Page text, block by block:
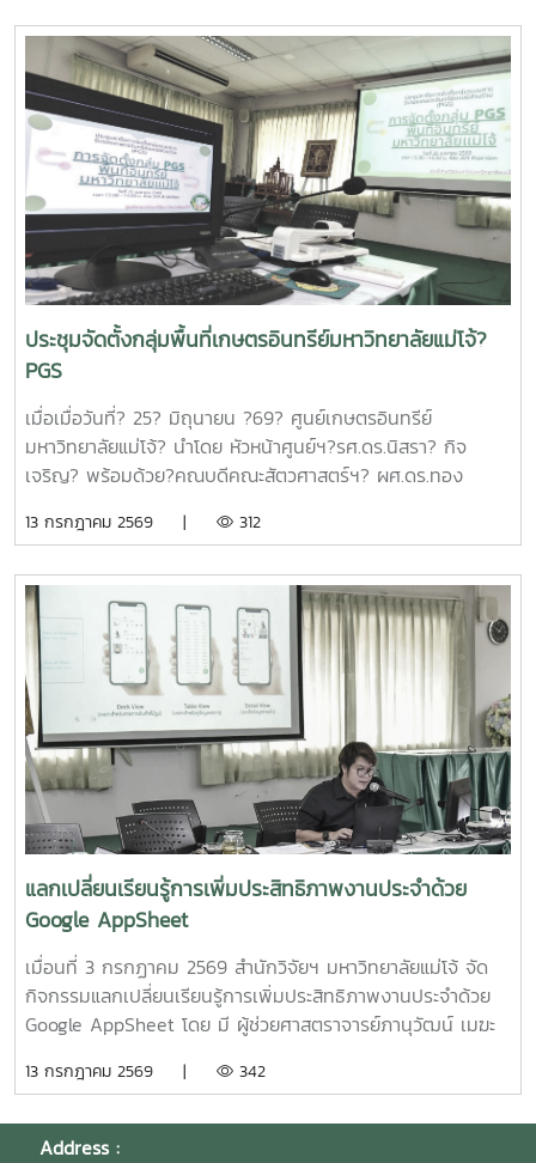
ศาสตราจารย์ ดร.สุบรรณ ฝอยกลาง รองผู้อำนวยการสำนักวิจัย
และส่งเสริมวิชาการการเกษตร ฝ่ายวิจัย มหาวิทยาลัยแม่โจ้ กล่าว
ต้อนรับและแนะนำมหาวิทยาลัยแม่โจ้แก่คณะผู้เข้าร่วมประชุมในการ
นี้ดร.อัญชัญ ชมภูพวง รองผู้อำนวยการหน่วยบริหารและจัดการ
ทุนด้านการเพิ่มความสามารถในการแข่งขัน ได้นำเสนอข้อมูล
กรอบการดำเนินงานของหน่วยบริหารและจัดการทุนฯ และสรุปผล
การดำเนินงานของมหาวิทยาลัยแม่โจ้ในช่วงปีงบประมาณ 2563
– 2568 และการนำเสนอความก้าวหน้าโครงการวิจัยที่ได้รับการ
สนับสนุนทุนจากหน่วยบริหารและจัดการทุนด้านการเพิ่มความ
สามารถในการแข่งขัน ณ ห้องประชุมรวงผึ้ง ชั้น 5 สำนัก
มหาวิทยาลัย มหาวิทยาลัยแม่โจ้ซึ่งการนำเสนอความก้าวหน้า
โครงการวิจัยที่ได้รับการสนับสนุนทุนจากหน่วยบริหารและจัดการ
ทุนด้านการเพิ่มความสามารถในการแข่งขัน จำนวน 6 โครงการ
ดังนี้1.โครงการ "กลยุทธ์การตลาดการท่องเที่ยวคาร์บอนสุทธิเป็น
ศูนย์สำหรับนักท่องเที่ยวเชิงอาสาสมัครในพื้นที่ภาคเหนือตอนบน"
โดย ดร.กาญจนา สมมิตร หัวหน้าโครงการ2.โครงการ "การ
ผู้ช่วยศาสตราจารย์ ดร.สุพัตรา วงศ์แสนใหม่ หัวหน้า
คลินิกของผลิตภัณฑ์มูลค่าเพิ่มจากส่วนเหลือใช้การแปรรูปปลา
ลูกผสมบึกสยามแม่โจ้" โดย รองศาสตราจารย์ ดร.ดวงพร อมร
เลิศพิศาล หัวหน้าโครงการ4.โครงการ "การขยายสเกลการผลิต
สารเสริมโปรตีนปลาไฮโดรไลเสตสำหรับเป็นสารเสริมกระตุ้นการ
กินในสัตว์เลี้ยง ระดับกึ่งอุตสาหกรรม" โดย รองศาสตราจารย์
ดร.ดวงพร อมรเลิศพิศาล หัวหน้าโครงการ5.โครงการ "การ
ทดสอบทางคลินิกของผลิตภัณฑ์โพรไบโอติกต่อภาวะซึมเศร้า
หลังคลอดและสุขภาพลำไส้ในมารดาหลังคลอด" โดย รอง
ศาสตราจารย์ ดร.ดวงพร อมรเลิศพิศาล หัวหน้า
โครงการ6.โครงการ "เทคโนโลยีการอุ่นน้ำในระบบเพาะฟักพันธุ์
ปลาด้วยระบบผลิตน้ำร้อนและไฟฟ้าพลังงานแสงอาทิตย์ร่วมกับ
ปั๊มความร้อนอัจฉริยะเพื่อเพิ่มศักยภาพการผลิตพันธุ์ปลาเชิง
พาณิชย์" โดย ผู้ช่วยศาสตราจารย์ ดร.สราวุธ พลวงษ์ศรี หัวหน้า
โครงการ
ประชุมจัดตั้งกลุ่มพื้นที่เกษตรอินทรีย์มหาวิทยาลัยแม่โจ้?
PGS
เมื่อเมื่อวันที่? 25? มิถุนายน ?69? ศูนย์เกษตรอินทรีย์
มหาวิทยาลัยแม่โจ้? นำโดย หัวหน้าศูนย์ฯ?รศ.ดร.นิสรา? กิจ
เจริญ? พร้อมด้วย?คณบดีคณะสัตวศาสตร์ฯ? ผศ.ดร.ทอง
รศ.ดร.อภินันท์? สุวรรณรักษ์? และคณาจารย์/?เจ้าหน้าที่จาก
PGS?.... ซึ่งได้ลงมติให้จัดตั้งกลุ่มในนาม? #กลุ่มอินทนินแม่
โจ้PGS? โดยมีศูนย์เกษตรอินทรีย์ฯเป็นพี่เลี้ยงกลุ่ม? และในที่
ประชุมมีมติเป็นเอกฉันท์ให้ผศ.ดร.ทองเลียน? บัวจูม? เป็น
ประธานกลุ่ม?ฯ? และน.ส.สุนันทา? ศรีรัตนา? เป็นผู้ประสานงาน?
กลุ่มฯ
13 กรกฎาคม 2569 | 312
แลกเปลี่ยนเรียนรู้การเพิ่มประสิทธิภาพงานประจำด้วย
Google AppSheet
เมื่อนที่ 3 กรกฏาคม 2569 สำนักวิจัยฯ มหาวิทยาลัยแม่โจ้ จัด
กิจกรรมแลกเปลี่ยนเรียนรู้การเพิ่มประสิทธิภาพงานประจำด้วย
Google AppSheet โดย มี ผู้ช่วยศาสตราจารย์ภานุวัฒน์ เมฆะ
พร้อมทั้งเป็นวิทยากร และแลกเปลี่ยนเรียนรู้การจัดทำหนังสือ
งานวิจัย และบริการวิชาการ โดยมี นายสมยศ มีสุข ผู้อำนวย
13 กรกฎาคม 2569 | 342
Address :